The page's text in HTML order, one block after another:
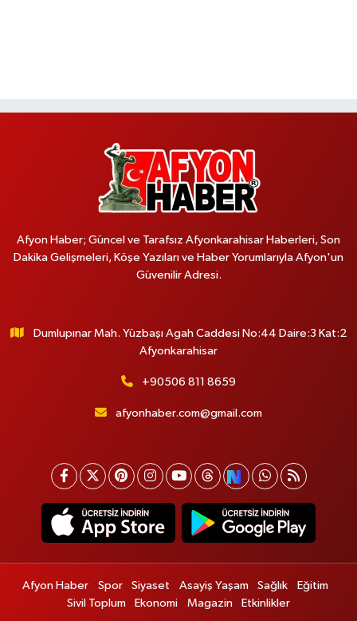
Afyon Haber; Güncel ve Tarafsız Afyonkarahisar Haberleri, Son
Dakika Gelişmeleri, Köşe Yazıları ve Haber Yorumlarıyla Afyon'un
Güvenilir Adresi.
Dumlupınar Mah. Yüzbaşı Agah Caddesi No:44 Daire:3 Kat:2
Afyonkarahisar
+90506 811 8659
afyonhaber.com@gmail.com
Afyon Haber Spor Siyaset Asayiş Yaşam Sağlık
Eğitim
Sivil Toplum
Ekonomi Magazin Etkinlikler